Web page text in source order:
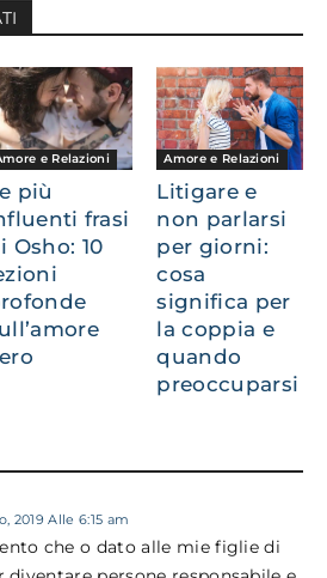
e Relazioni
più
frasi
Osho: 10
Amore e Relazioni
Litigare e
non parlarsi
per giorni:
cosa
significa per
la coppia e
quando
preoccuparsi
2019 Alle 6:15 am
che o dato alle mie figlie di